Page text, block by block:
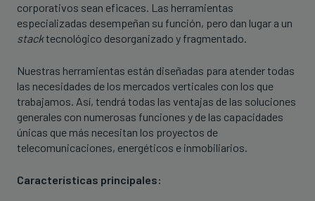
corporativos sean eficaces. Las herramientas
especializadas desempeñan su función, pero dan lugar a un
stacktecnológico desorganizado y fragmentado.
Nuestras herramientas están diseñadas para atender todas
las necesidades de los mercados verticales con los que
trabajamos. Así, tendrá todas las ventajas de las soluciones
generales con numerosas funciones y de las capacidades
únicas que más necesitan los proyectos de
telecomunicaciones, energéticos e inmobiliarios.
Características principales: